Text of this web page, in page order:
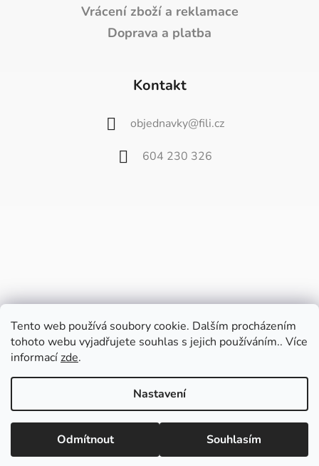
Tento web používá soubory cookie. Dalším procházením
tohoto webu vyjadřujete souhlas s jejich používáním.. Více
informacízde.
Nastavení
Odmítnout Souhlasím
Vážení zákazníci,
od 27. července do 9. srpna bude náš
velkoobchod zavřený z důvodu dovolené.
Poslední balíčky pošleme v pátek 24.7. a
potom až od 10. srpna.
Vrácení zboží a reklamace
Doprava a platba
Kontakt
objednavky@fili.cz
604 230 326
Vytvořil Shoptet
Copyright 2026
. Všechna práva vyhrazena.
Upravit nastavení cookies